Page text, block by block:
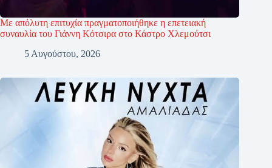
Με απόλυτη επιτυχία πραγματοποιήθηκε η επετειακή
συναυλία του Γιάννη Κότσιρα στο Κάστρο Χλεμούτσι
5 Αυγούστου, 2026